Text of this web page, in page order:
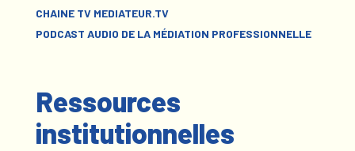
CHAINE TV MEDIATEUR.TV
PODCAST AUDIO DE LA MÉDIATION PROFESSIONNELLE
Ressources
institutionnelles